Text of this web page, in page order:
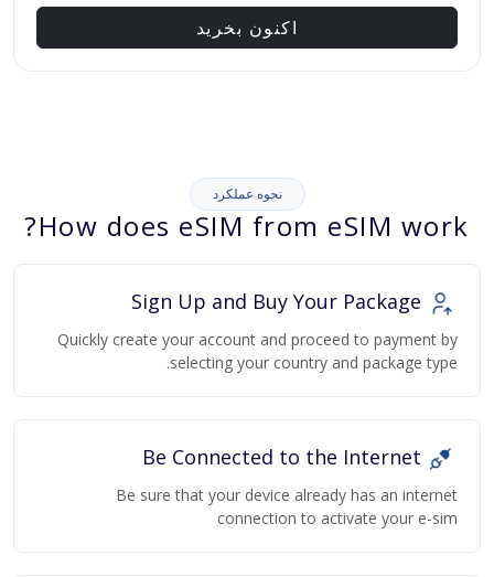
اکنون بخرید
نحوه عملکرد
How does eSIM from eSIM work?
Quickly create your account and proceed to payment by
selecting your country and package type.
Be sure that your device already has an internet
connection to activate your e-sim